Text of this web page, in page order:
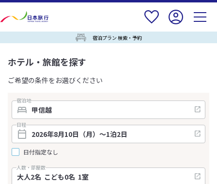
宿泊プラン 検索・予約
ホテル・旅館を探す
ご希望の条件をお選びください
宿泊地
日程
日付指定なし
人数・部屋数